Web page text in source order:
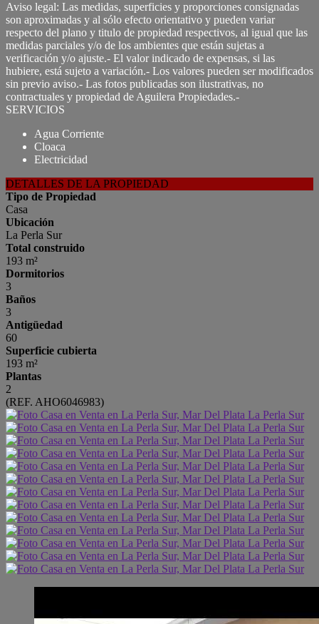
Aviso legal: Las medidas, superficies y proporciones consignadas
son aproximadas y al sólo efecto orientativo y pueden variar
respecto del plano y titulo de propiedad respectivos, al igual que las
medidas parciales y/o de los ambientes que están sujetas a
verificación y/o ajuste.- El valor indicado de expensas, si las
hubiere, está sujeto a variación.- Los valores pueden ser modificados
sin previo aviso.- Las fotos publicadas son ilustrativas, no
contractuales y propiedad de Aguilera Propiedades.-
SERVICIOS
Agua Corriente
Cloaca
Electricidad
DETALLES DE LA PROPIEDAD
Tipo de Propiedad
Casa
Ubicación
La Perla Sur
Total construido
193 m²
Dormitorios
3
Baños
3
Antigüedad
60
Superficie cubierta
193 m²
Plantas
2
(REF. AHO6046983)